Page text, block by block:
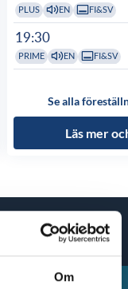
Om
PLUS EN FI&SV
19:30
PRIME EN FI&SV
Se alla
Läs mer